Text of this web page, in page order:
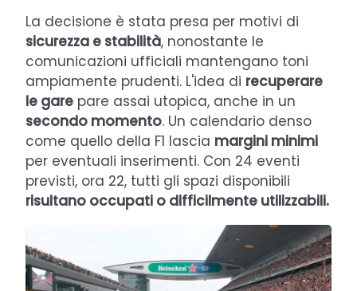
La decisione è stata presa per motivi di
sicurezza e stabilità, nonostante le
comunicazioni ufficiali mantengano toni
ampiamente prudenti. L'idea di recuperare
le gare pare assai utopica, anche in un
secondo momento. Un calendario denso
come quello della F1 lascia margini minimi
per eventuali inserimenti. Con 24 eventi
previsti, ora 22, tutti gli spazi disponibili
risultano occupati o difficilmente utilizzabili.